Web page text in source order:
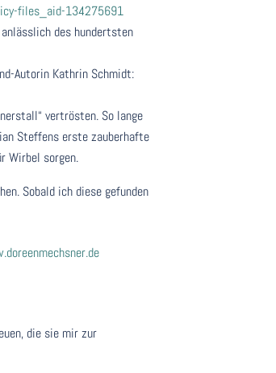
files_aid-134275691
des hundertsten
Autorin Kathrin Schmidt:
vertrösten. So lange
Steffens erste zauberhafte
Wirbel sorgen.
Sobald ich diese gefunden
die sie mir zur